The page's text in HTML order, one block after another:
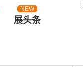
展头条
NEW